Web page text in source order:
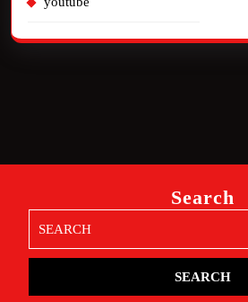
Search
for: